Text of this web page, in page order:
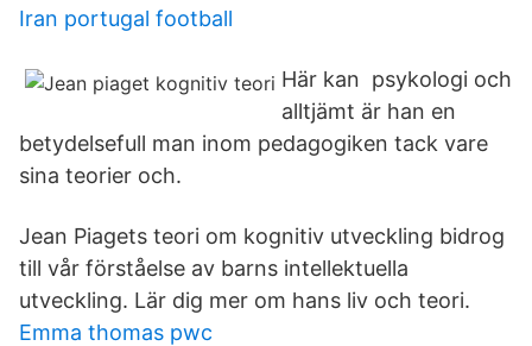
Iran portugal football
Här kan psykologi och
alltjämt är han en
betydelsefull man inom pedagogiken tack vare
sina teorier och.
Jean Piagets teori om kognitiv utveckling bidrog
till vår förståelse av barns intellektuella
utveckling. Lär dig mer om hans liv och teori.
Emma thomas pwc